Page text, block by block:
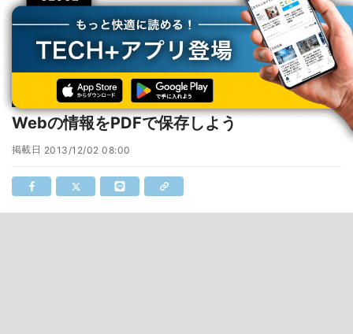
TECH+ 企業IT キャリア/スキル Webの情報をPDFで保存しよう
連載
PDF徹底活用術
Webの情報をPDFで保存しよう
掲載日 2013/12/02 08:00